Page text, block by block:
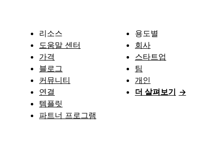
리소스
도움말 센터
가격
블로그
커뮤니티
연결
템플릿
파트너 프로그램
용도별
회사
스타트업
팀
개인
더 살펴보기 →